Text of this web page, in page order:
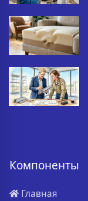
Компоненты
Главная